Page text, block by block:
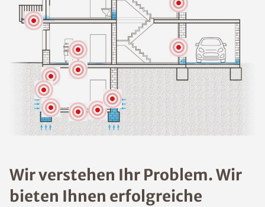
Wir verstehen Ihr Problem. Wir
bieten Ihnen erfolgreiche